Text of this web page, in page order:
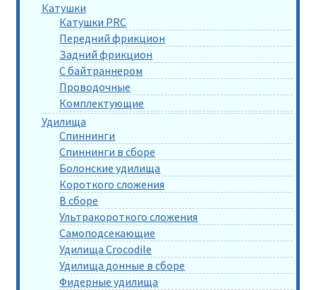
Катушки
Катушки PRC
Передний фрикцион
Задний фрикцион
С байтраннером
Проводочные
Комплектующие
Удилища
Спиннинги
Спиннинги в сборе
Болонские удилища
Короткого сложения
В сборе
Ультракороткого сложения
Самоподсекающие
Удилища Crocodile
Удилища донные в сборе
Фидерные удилища